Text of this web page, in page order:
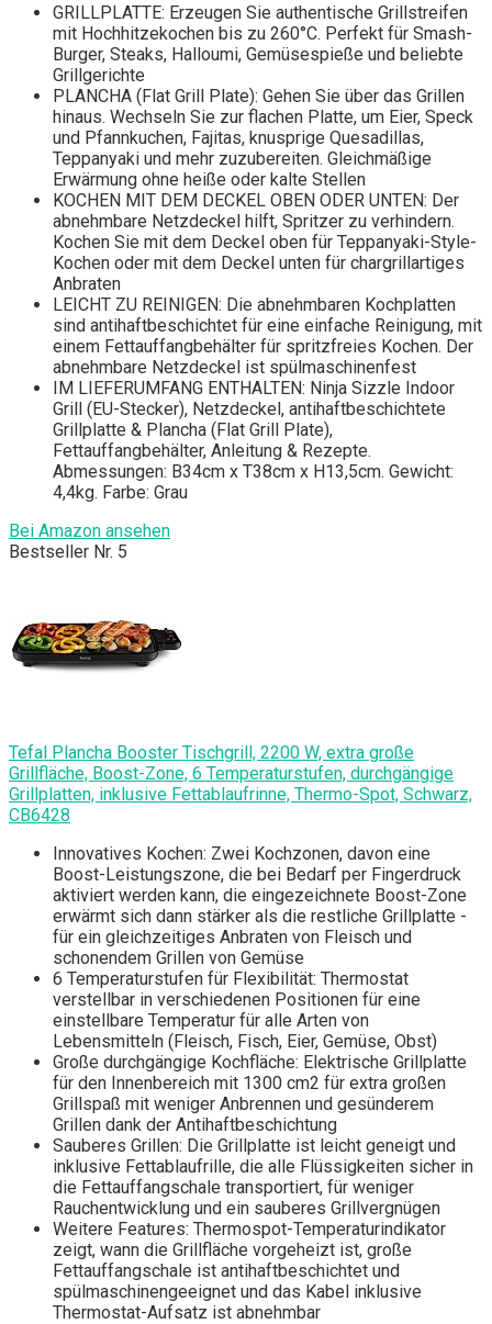
GRILLPLATTE: Erzeugen Sie authentische Grillstreifen
mit Hochhitzekochen bis zu 260°C. Perfekt für Smash-
Burger, Steaks, Halloumi, Gemüsespieße und beliebte
Grillgerichte
PLANCHA (Flat Grill Plate): Gehen Sie über das Grillen
hinaus. Wechseln Sie zur flachen Platte, um Eier, Speck
und Pfannkuchen, Fajitas, knusprige Quesadillas,
Teppanyaki und mehr zuzubereiten. Gleichmäßige
Erwärmung ohne heiße oder kalte Stellen
KOCHEN MIT DEM DECKEL OBEN ODER UNTEN: Der
abnehmbare Netzdeckel hilft, Spritzer zu verhindern.
Kochen Sie mit dem Deckel oben für Teppanyaki-Style-
Kochen oder mit dem Deckel unten für chargrillartiges
Anbraten
LEICHT ZU REINIGEN: Die abnehmbaren Kochplatten
sind antihaftbeschichtet für eine einfache Reinigung, mit
einem Fettauffangbehälter für spritzfreies Kochen. Der
abnehmbare Netzdeckel ist spülmaschinenfest
IM LIEFERUMFANG ENTHALTEN: Ninja Sizzle Indoor
Grill (EU-Stecker), Netzdeckel, antihaftbeschichtete
Grillplatte & Plancha (Flat Grill Plate),
Fettauffangbehälter, Anleitung & Rezepte.
Abmessungen: B34cm x T38cm x H13,5cm. Gewicht:
4,4kg. Farbe: Grau
Bei Amazon ansehen
Bestseller Nr. 5
Tefal Plancha Booster Tischgrill, 2200 W, extra große
Grillfläche, Boost-Zone, 6 Temperaturstufen, durchgängige
Grillplatten, inklusive Fettablaufrinne, Thermo-Spot, Schwarz,
CB6428
Innovatives Kochen: Zwei Kochzonen, davon eine
Boost-Leistungszone, die bei Bedarf per Fingerdruck
aktiviert werden kann, die eingezeichnete Boost-Zone
erwärmt sich dann stärker als die restliche Grillplatte -
für ein gleichzeitiges Anbraten von Fleisch und
schonendem Grillen von Gemüse
6 Temperaturstufen für Flexibilität: Thermostat
verstellbar in verschiedenen Positionen für eine
einstellbare Temperatur für alle Arten von
Lebensmitteln (Fleisch, Fisch, Eier, Gemüse, Obst)
Große durchgängige Kochfläche: Elektrische Grillplatte
für den Innenbereich mit 1300 cm2 für extra großen
Grillspaß mit weniger Anbrennen und gesünderem
Grillen dank der Antihaftbeschichtung
Sauberes Grillen: Die Grillplatte ist leicht geneigt und
inklusive Fettablaufrille, die alle Flüssigkeiten sicher in
die Fettauffangschale transportiert, für weniger
Rauchentwicklung und ein sauberes Grillvergnügen
Weitere Features: Thermospot-Temperaturindikator
zeigt, wann die Grillfläche vorgeheizt ist, große
Fettauffangschale ist antihaftbeschichtet und
spülmaschinengeeignet und das Kabel inklusive
Thermostat-Aufsatz ist abnehmbar